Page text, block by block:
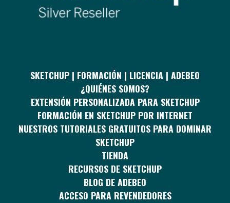
SKETCHUP | FORMACIÓN | LICENCIA | ADEBEO
¿QUIÉNES SOMOS?
EXTENSIÓN PERSONALIZADA PARA SKETCHUP
FORMACIÓN EN SKETCHUP POR INTERNET
NUESTROS TUTORIALES GRATUITOS PARA DOMINAR
SKETCHUP
TIENDA
RECURSOS DE SKETCHUP
BLOG DE ADEBEO
ACCESO PARA REVENDEDORES